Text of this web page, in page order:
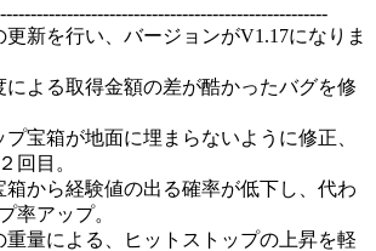
更新を行い、バージョンがV1.17になりま
による取得金額の差が酷かったバグを修
プ宝箱が地面に埋まらないように修正、
回目。
箱から経験値の出る確率が低下し、代わ
率アップ。
重量による、ヒットストップの上昇を軽